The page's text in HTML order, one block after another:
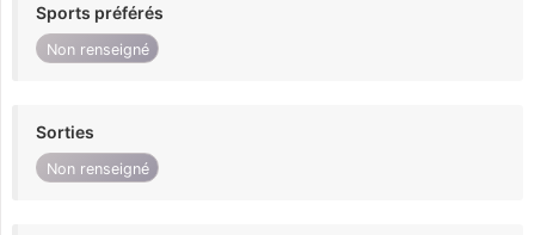
Sports préférés
Non renseigné
Sorties
Non renseigné